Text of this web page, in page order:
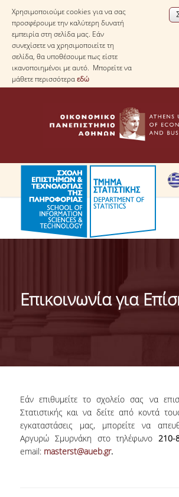
Χρησιμοποιούμε cookies για να σας
προσφέρουμε την καλύτερη δυνατή
εμπειρία στη σελίδα μας. Εάν
συνεχίσετε να χρησιμοποιείτε τη
σελίδα, θα υποθέσουμε πως είστε
ικανοποιημένοι με αυτό. Μπορείτε να
μάθετε περισσότεραεδώ
ΤΟ ΤΜΗΜΑ
ΔΙΟΙΚΗΣΗ ΤΟΥ ΤΜΗΜΑΤΟΣ
QSRANKINGS 2022
ACADEMIC REPUTATION
ΔΡΑΣΕΙΣ
Επικοινωνία για
Εάν επιθυμείτε το σχολείο σας να
Στατιστικής και να δείτε από κοντά
εγκαταστάσεις μας, μπορείτε να
Αργυρώ Σμυρνάκη στο τηλέφωνο210-
email: masterst@aueb.gr.